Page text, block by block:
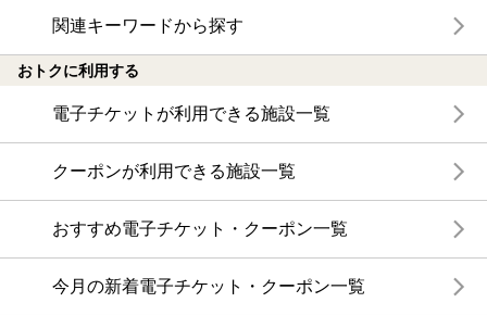
関連キーワードから探す
おトクに利用する
電子チケットが利用できる施設一覧
クーポンが利用できる施設一覧
おすすめ電子チケット・クーポン一覧
今月の新着電子チケット・クーポン一覧